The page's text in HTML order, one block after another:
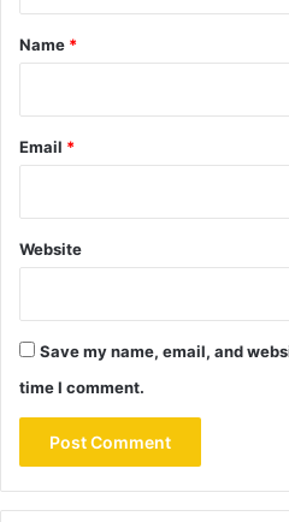
*
Name *
Email *
Website
Save my name, email, and
time I comment.